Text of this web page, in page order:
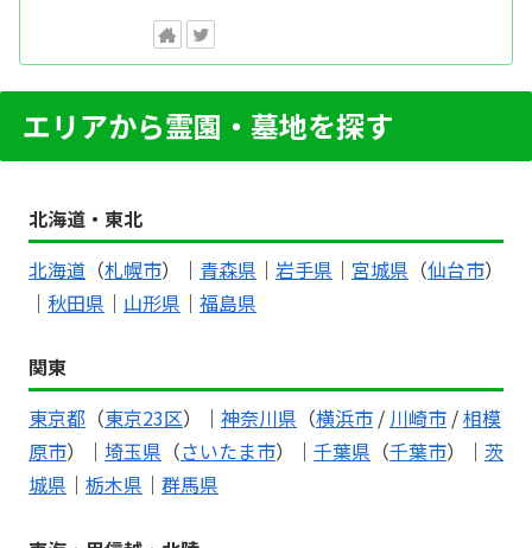
エリアから霊園・墓地を探す
北海道・東北
北海道 （札幌市）｜ 青森県 ｜ 岩手県 ｜ 宮城県 （仙台市）
｜ 秋田県 ｜ 山形県 ｜ 福島県
関東
東京都 （東京23区）｜ 神奈川県 （横浜市 / 川崎市 /相模
原市）｜ 埼玉県 （さいたま市）｜ 千葉県 （千葉市）｜ 茨
城県 ｜ 栃木県 ｜ 群馬県